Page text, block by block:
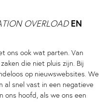
OVERLOADEN
ons ook wat parten. Van
die niet pluis zijn. Bij
op nieuwswebsites. We
al snel vast in een negatieve
ons hoofd, als we ons een